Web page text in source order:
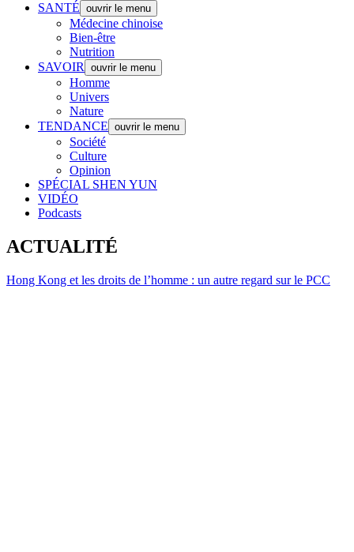
SANTÉ ouvrir le menu
Médecine chinoise
Bien-être
Nutrition
SAVOIR
ouvrir le menu
Homme
Univers
Nature
TENDANCE ouvrir le menu
Société
Culture
Opinion
SPÉCIAL SHEN YUN
VIDÉO
Podcasts
ACTUALITÉ
Hong Kong et les droits de l’homme : un autre regard sur le PCC